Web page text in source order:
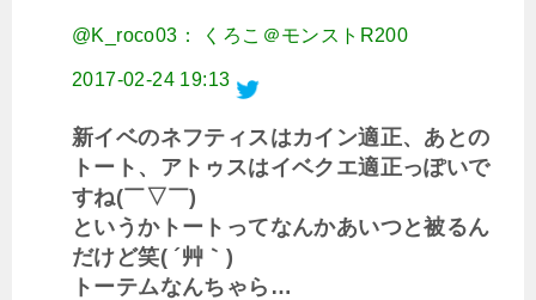
@K_roco03： くろこ＠モンストR200
2017-02-24 19:13
新イベのネフティスはカイン適正、あとの
トート、アトゥスはイベクエ適正っぽいで
すね(￣▽￣)
というかトートってなんかあいつと被るん
だけど笑( ´艸｀)
トーテムなんちゃら…